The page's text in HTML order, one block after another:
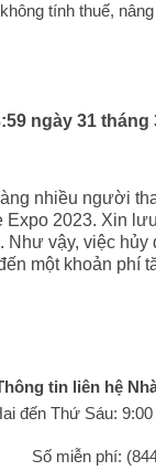
tính thuế,
ngày 31 tháng
nhiều người
Expo 2023. Xin
Như vậy, việc
một khoản
tin liên hệ
đến Thứ Sáu:
Số miễn phí: